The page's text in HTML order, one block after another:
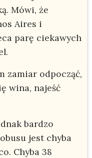
Mówi, że
Aires i
parę ciekawych
zamiar odpocząć,
wina, najeść
bardzo
jest chyba
Chyba 38